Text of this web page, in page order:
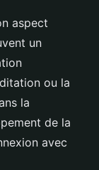
aspect
un
ou la
la
de la
avec